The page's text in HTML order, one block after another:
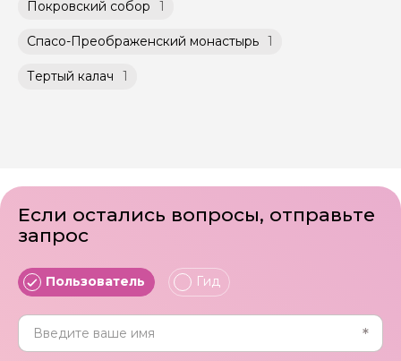
Покровский собор 1
Спасо-Преображенский монастырь 1
Тертый калач 1
Если остались вопросы, отправьте
запрос
Пользователь Гид